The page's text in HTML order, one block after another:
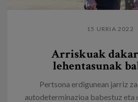
15 URRIA 2022
Arriskuak
lehentasunak
Pertsona erdigunean jarriz
autodeterminazioa babestuz eta